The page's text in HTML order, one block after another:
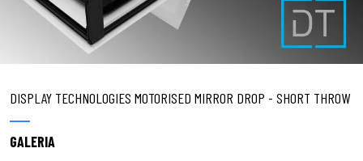
DISPLAY TECHNOLOGIES MOTORISED MIRROR DROP - SHORT THROW
GALERIA